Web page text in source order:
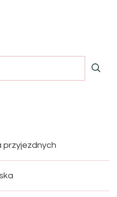
przyjezdnych